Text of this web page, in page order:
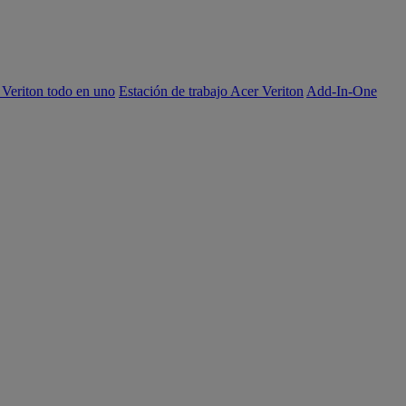
todo en uno Estación de trabajo Acer Veriton Add-In-One